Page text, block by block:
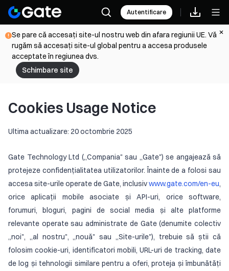
Autentificare
Se pare că accesați site-ul nostru web din afara regiunii UE. Vă
rugăm să accesați site-ul global pentru a accesa produsele
acceptate în regiunea dvs.
Schimbare site
Cookies Usage Notice
Ultima actualizare: 20 octombrie 2025
Gate Technology Ltd („Compania" sau „Gate") se angajează să
protejeze confidențialitatea utilizatorilor. Înainte de a folosi sau
accesa site-urile operate de Gate, inclusivwww.gate.com/en-eu,
orice aplicații mobile asociate și API-uri, orice software,
forumuri, bloguri, pagini de social media și alte platforme
relevante operate sau administrate de Gate (denumite colectiv
„noi", „al nostru", „nouă" sau „Site-urile"), trebuie să știi că
folosim cookie-uri, identificatori mobili, URL-uri de tracking, date
de log și tehnologii similare pentru a oferi, proteja și îmbunătăți